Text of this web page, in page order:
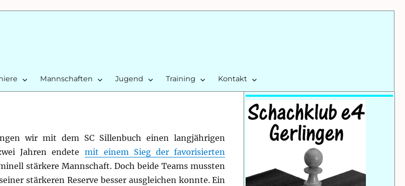
Mannschaften Jugend Training Kontakt
wir mit dem SC Sillenbuch einen langjährigen
Jahren endete mit einem Sieg der favorisierten
stärkere Mannschaft. Doch beide Teams mussten
stärkeren Reserve besser ausgleichen konnte. Ein